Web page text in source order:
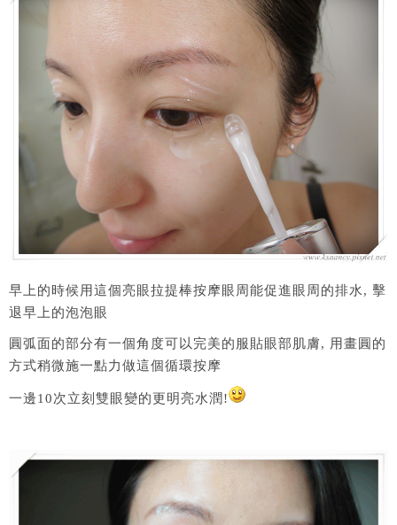
早上的時候用這個亮眼拉提棒按摩眼周能促進眼周的排水, 擊
退早上的泡泡眼
圓弧面的部分有一個角度可以完美的服貼眼部肌膚, 用畫圓的
方式稍微施一點力做這個循環按摩
一邊10次立刻雙眼變的更明亮水潤!